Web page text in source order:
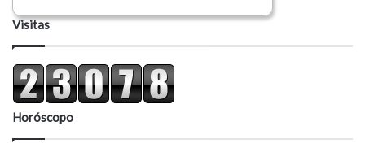
Visitas
Horóscopo